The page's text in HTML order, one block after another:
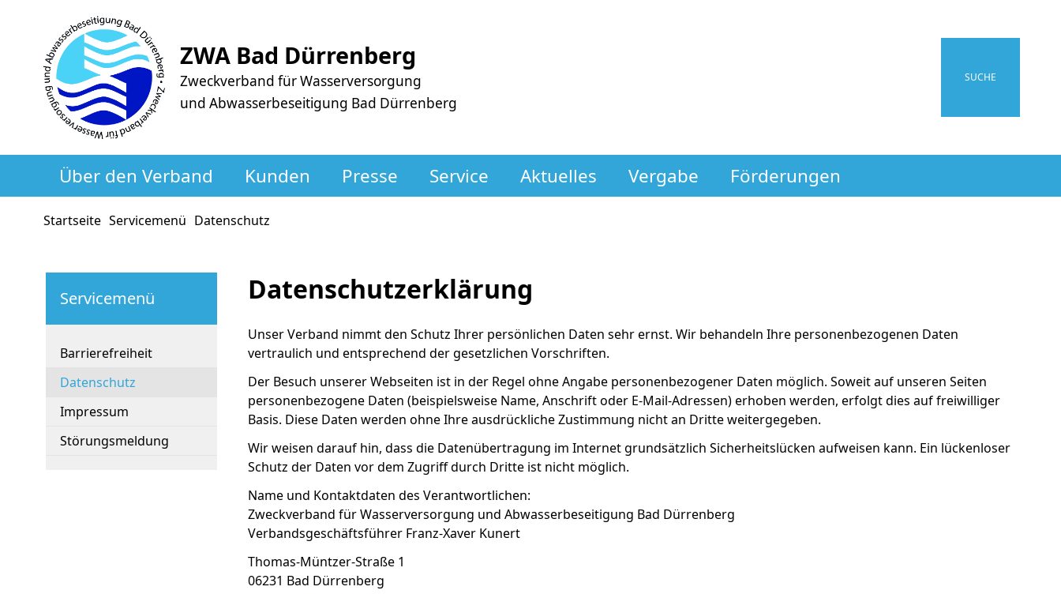
ZWA Bad Dürrenberg
Zweckverband für Wasserversorgung
und Abwasserbeseitigung Bad Dürrenberg
SUCHE
Über den Verband Kunden Presse Service Aktuelles Vergabe Förderungen
Startseite Servicemenü Datenschutz
Servicemenü
Barrierefreiheit
Datenschutz
Impressum
Störungsmeldung
Datenschutzerklärung
Unser Verband nimmt den Schutz Ihrer persönlichen Daten sehr ernst. Wir behandeln Ihre personenbezogenen Daten
vertraulich und entsprechend der gesetzlichen Vorschriften.
Der Besuch unserer Webseiten ist in der Regel ohne Angabe personenbezogener Daten möglich. Soweit auf unseren Seiten
personenbezogene Daten (beispielsweise Name, Anschrift oder E-Mail-Adressen) erhoben werden, erfolgt dies auf freiwilliger
Basis. Diese Daten werden ohne Ihre ausdrückliche Zustimmung nicht an Dritte weitergegeben.
Wir weisen darauf hin, dass die Datenübertragung im Internet grundsätzlich Sicherheitslücken aufweisen kann. Ein lückenloser
Schutz der Daten vor dem Zugriff durch Dritte ist nicht möglich.
Name und Kontaktdaten des Verantwortlichen:
Zweckverband für Wasserversorgung und Abwasserbeseitigung Bad Dürrenberg
Verbandsgeschäftsführer Franz-Xaver Kunert
Thomas-Müntzer-Straße 1
06231 Bad Dürrenberg